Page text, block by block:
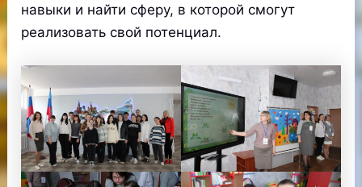
навыки и найти сферу, в которой смогут
реализовать свой потенциал.